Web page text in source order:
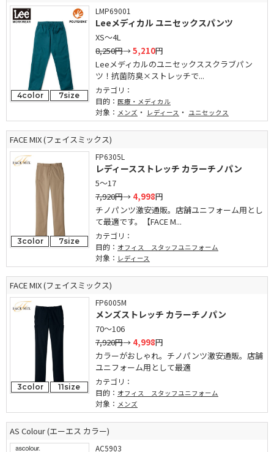
4color 7size
LMP69001
Leeメディカル ユニセックスパンツ
XS～4L
8,250円→5,210円
Leeメディカルのユニセックススクラブパン
ツ！抗菌防臭×ストレッチで...
カテゴリ：
目的： 医療・メディカル
対象： メンズ ・ レディース ・ ユニセックス
FACE MIX (フェイスミックス)
3color 7size
FP6305L
レディースストレッチ カラーチノパン
5～17
7,920円→ 4,998円
チノパンツ激安通販。店舗ユニフォーム用とし
て最適です。【FACE M...
カテゴリ：
目的： オフィス スタッフユニフォーム
対象： レディース
FACE MIX (フェイスミックス)
3color 11size
FP6005M
メンズストレッチ カラーチノパン
70～106
7,920円→ 4,998円
カラーがおしゃれ。チノパンツ激安通販。店舗
ユニフォーム用として最適
カテゴリ：
目的： オフィス スタッフユニフォーム
対象： メンズ
AS Colour (エーエス カラー)
AC5903